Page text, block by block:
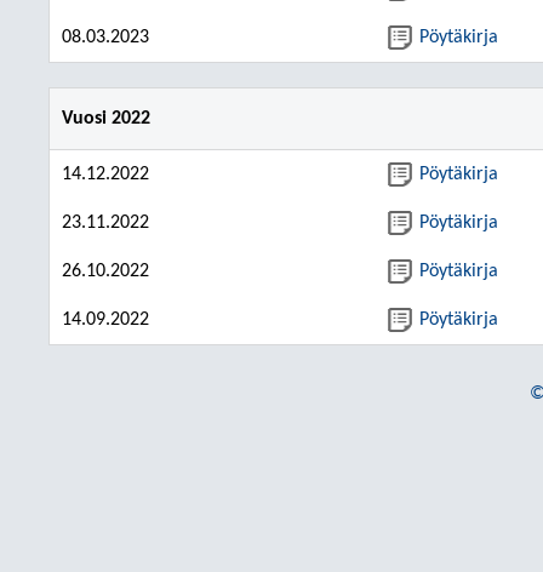
08.03.2023 Pöytäkirja
Vuosi 2022
14.12.2022 Pöytäkirja
23.11.2022 Pöytäkirja
26.10.2022 Pöytäkirja
14.09.2022 Pöytäkirja